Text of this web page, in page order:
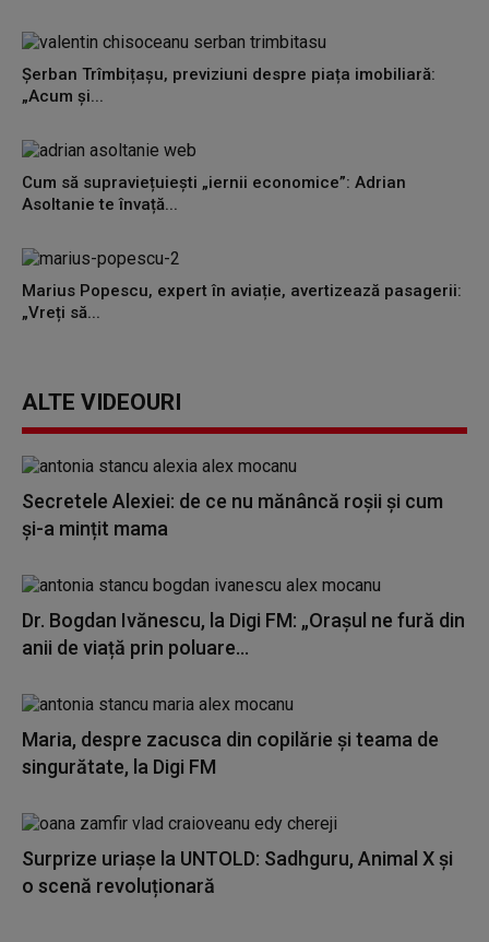
Șerban Trîmbițașu, previziuni despre piața imobiliară:
„Acum și...
Cum să supraviețuiești „iernii economice”: Adrian
Asoltanie te învață...
Marius Popescu, expert în aviație, avertizează pasagerii:
„Vreți să...
ALTE VIDEOURI
Secretele Alexiei: de ce nu mănâncă roșii și cum
și-a mințit mama
Dr. Bogdan Ivănescu, la Digi FM: „Orașul ne fură din
anii de viață prin poluare...
Maria, despre zacusca din copilărie și teama de
singurătate, la Digi FM
Surprize uriașe la UNTOLD: Sadhguru, Animal X și
o scenă revoluționară